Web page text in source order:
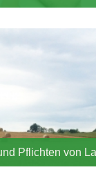
Pflichten von